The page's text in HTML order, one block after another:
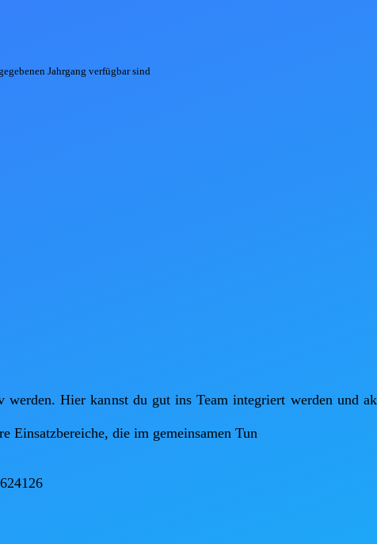
Jahrgang verfügbar sind
werden. Hier kannst du gut ins Team integriert werden und
Einsatzbereiche, die im gemeinsamen Tun